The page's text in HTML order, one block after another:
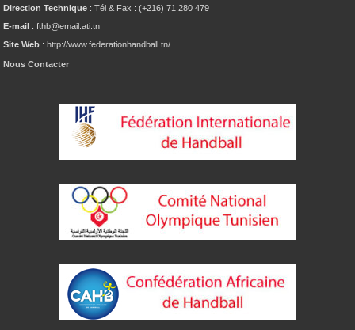
Direction Technique : Tél & Fax : (+216) 71 280 479
E-mail : fthb@email.ati.tn
Site Web : http://www.federationhandball.tn/
Nous Contacter